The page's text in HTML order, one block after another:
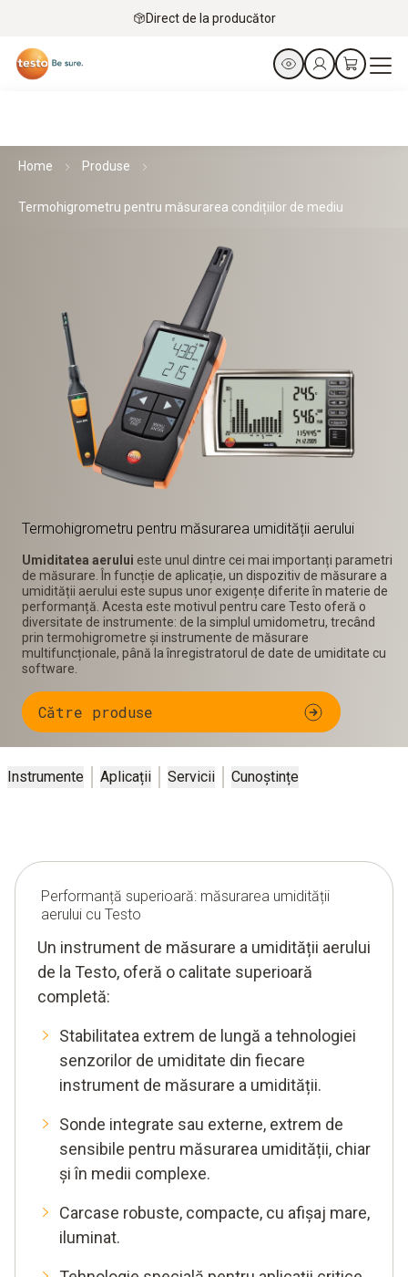
Direct de la producător
Home Produse
Termohigrometru pentru măsurarea condițiilor de mediu
Termohigrometru pentru măsurarea umidității aerului
Umiditatea aerului este unul dintre cei mai importanți parametri
de măsurare. În funcție de aplicație, un dispozitiv de măsurare a
umidității aerului este supus unor exigențe diferite în materie de
performanță. Acesta este motivul pentru care Testo oferă o
diversitate de instrumente: de la simplul umidometru, trecând
prin termohigrometre și instrumente de măsurare
multifuncționale, până la înregistratorul de date de umiditate cu
software.
Către produse
Instrumente Aplicații Servicii Cunoștințe
Performanță superioară: măsurarea umidității
aerului cu Testo
Un instrument de măsurare a umidității aerului
de la Testo, oferă o calitate superioară
completă:
Stabilitatea extrem de lungă a tehnologiei
senzorilor de umiditate din fiecare
instrument de măsurare a umidității.
Sonde integrate sau externe, extrem de
sensibile pentru măsurarea umidității, chiar
și în medii complexe.
Carcase robuste, compacte, cu afișaj mare,
iluminat.